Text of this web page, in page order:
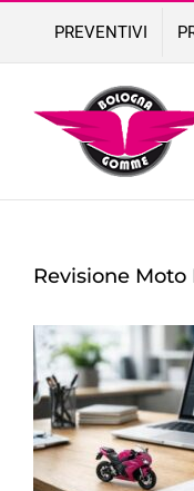
content
PREVENTIVI
Revisione Moto